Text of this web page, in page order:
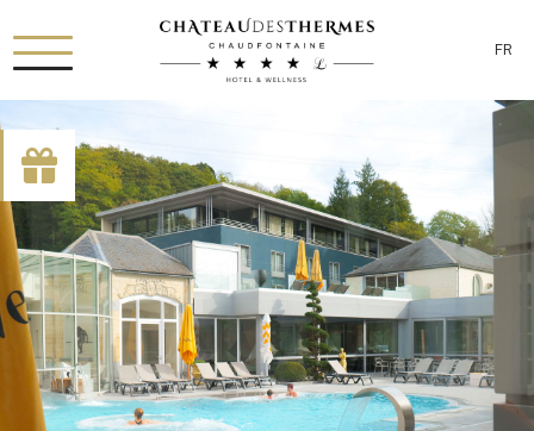
[availability_search category_dropdown="true"
category_include="sejour, chambre"]
RUE HAUSTER 9, B-4050 CHAUDFONTAINE
+32(0)4 367 80 67
INFO[AT]CHATEAUDESTHERMES.BE
DÉCOUVREZ NOS PROMOTIONS
FR